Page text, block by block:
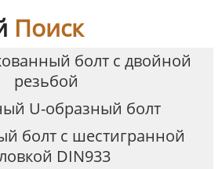
Поиск
болт с двойной
резьбой
U-образный болт
болт с шестигранной
DIN933